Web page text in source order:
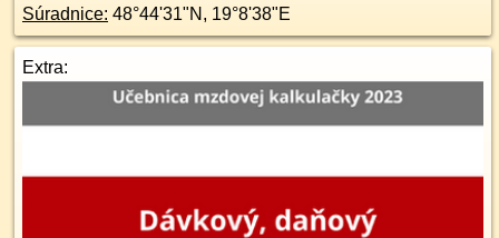
Súradnice: 48°44'31"N , 19°8'38"E
Extra: